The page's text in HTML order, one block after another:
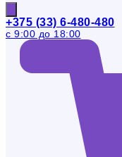
+375 (33) 6-480-480
с 9:00 до 18:00